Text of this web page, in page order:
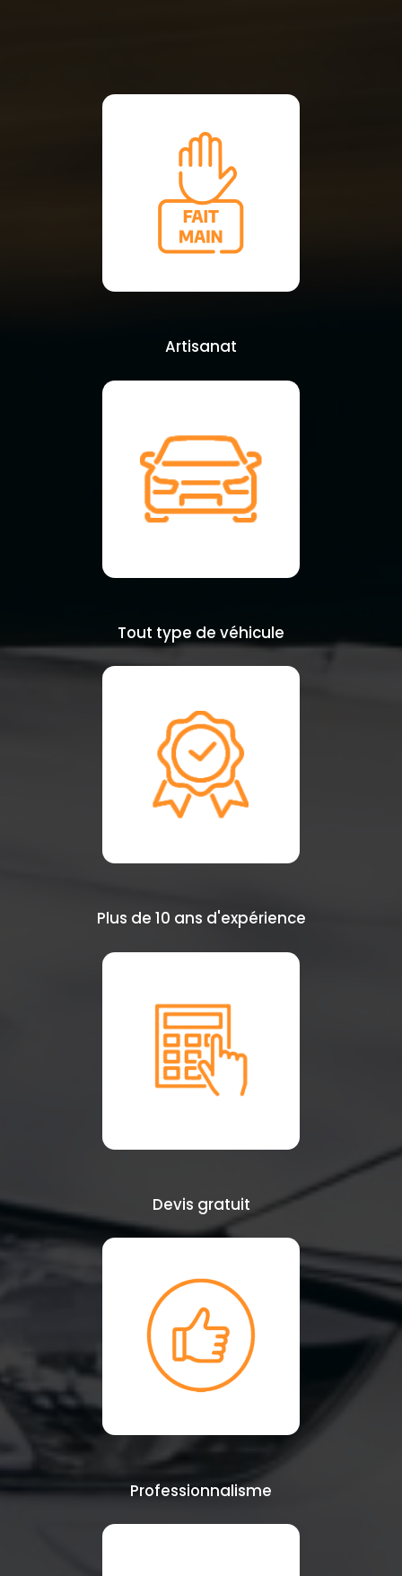
Artisanat
Tout type de véhicule
Plus de 10 ans d'expérience
Devis gratuit
Professionnalisme